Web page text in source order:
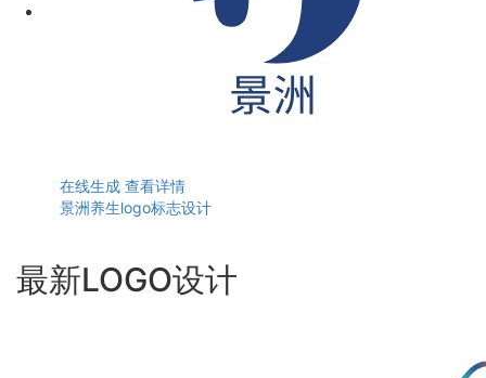
在线生成 查看详情
景洲养生logo标志设计
最新LOGO设计